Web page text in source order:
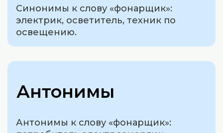
Синонимы к слову «фонарщик»:
электрик, осветитель, техник по
освещению.
Антонимы
Антонимы к слову «фонарщик»: